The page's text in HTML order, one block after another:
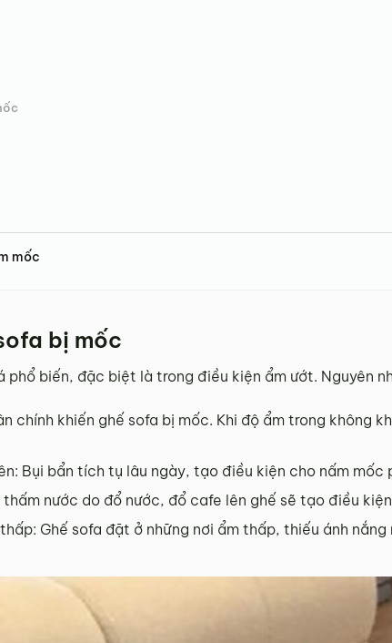
mốc
bị mốc
phổ biến, đặc biệt là trong điều kiện ẩm ướt. Nguyên
chính khiến ghế sofa bị mốc. Khi độ ẩm trong không
Bụi bẩn tích tụ lâu ngày, tạo điều kiện cho nấm mốc
thấm nước do đổ nước, đổ cafe lên ghế sẽ tạo điều
Ghế sofa đặt ở những nơi ẩm thấp, thiếu ánh